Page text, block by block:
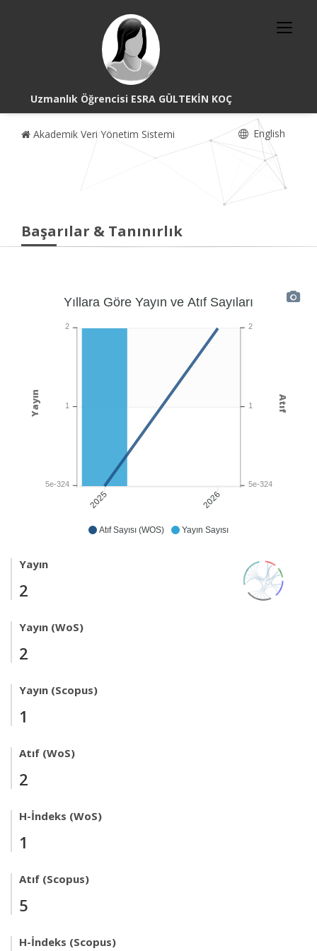
Uzmanlık Öğrencisi ESRA GÜLTEKİN KOÇ
Akademik Veri Yönetim Sistemi English
Başarılar & Tanınırlık
Atıf Sayısı (WOS) Yayın Sayısı
2025 2026
Yıllara Göre Yayın ve Atıf Sayıları
2
1
5e-324
Atıf
2
1
5e-324
Yayın
Yayın
2
Yayın (WoS)
2
Yayın (Scopus)
1
Atıf (WoS)
2
H-İndeks (WoS)
1
Atıf (Scopus)
5
H-İndeks (Scopus)